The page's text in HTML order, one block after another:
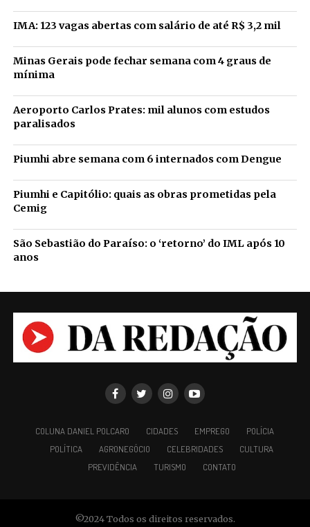
IMA: 123 vagas abertas com salário de até R$ 3,2 mil
Minas Gerais pode fechar semana com 4 graus de
mínima
Aeroporto Carlos Prates: mil alunos com estudos
paralisados
Piumhi abre semana com 6 internados com Dengue
Piumhi e Capitólio: quais as obras prometidas pela
Cemig
São Sebastião do Paraíso: o ‘retorno’ do IML após 10
anos
COLUNA DANIEL POLCARO CIDADES EMPREGO
POLÍCIA
POLÍTICA
AGRONEGÓCIO CELEBRIDADES
CULTURA
PREVIDÊNCIA
TURISMO CONTATO
©2024 Todos os direitos reservados.